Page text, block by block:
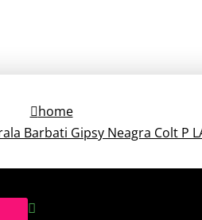
home
Barbati Gipsy Neagra Colt P